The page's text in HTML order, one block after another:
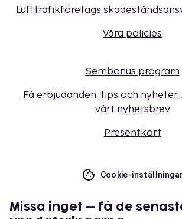
Lufttrafikföretags
Våra policies
Sembonus program
Få erbjudanden, tips och
vårt nyhetsbrev
Presentkort
Cookie-inställningar
Missa inget – få de